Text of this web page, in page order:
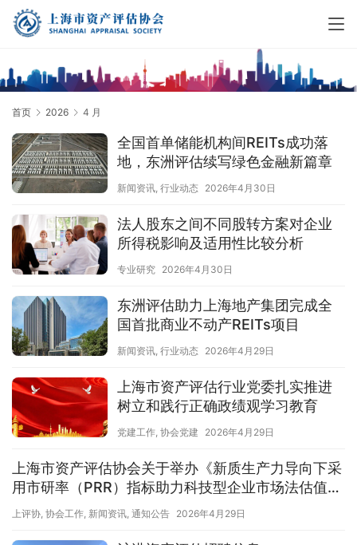
首页 2026 4 月
全国首单储能机构间REITs成功落
地，东洲评估续写绿色金融新篇章
新闻资讯, 行业动态 2026年4月30日
法人股东之间不同股转方案对企业
所得税影响及适用性比较分析
专业研究 2026年4月30日
东洲评估助力上海地产集团完成全
国首批商业不动产REITs项目
新闻资讯, 行业动态 2026年4月29日
上海市资产评估行业党委扎实推进
树立和践行正确政绩观学习教育
党建工作, 协会党建 2026年4月29日
上海市资产评估协会关于举办《新质生产力导向下采
用市研率（PRR）指标助力科技型企业市场法估值探
讨》沙龙活动的通知
上评协, 协会工作, 新闻资讯, 通知公告 2026年4月29日